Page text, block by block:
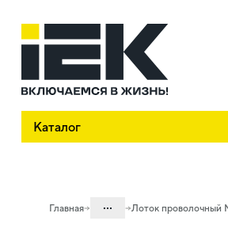
Каталог
Главная ... Лоток проволочный